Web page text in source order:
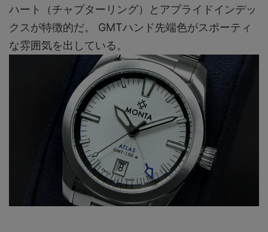
ハート（チャプターリング）とアプライドインデッ
クスが特徴的だ。 GMTハンド先端色がスポーティ
な雰囲気を出している。